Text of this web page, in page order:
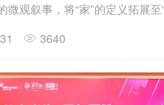
微观叙事，将“家”的定义拓展至
年品牌的CNY营销如何在一脉
春节这一最具中国传统文化意义
春节文化IP。
3640